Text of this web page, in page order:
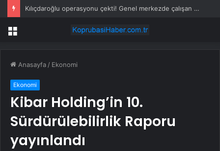
Kılıçdaroğlu operasyonu çekti! Genel merkezde çalışan 24 kişi işten çıkarıldı
Menü
Anasayfa / Ekonomi
Ekonomi
Kibar Holding’in 10.
Sürdürülebilirlik Raporu
yayınlandı